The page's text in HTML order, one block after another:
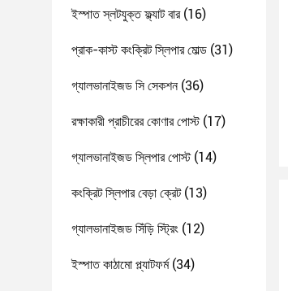
ইস্পাত স্লটযুক্ত ফ্ল্যাট বার(16)
প্রাক-কাস্ট কংক্রিট স্লিপার মোল্ড (31)
গ্যালভানাইজড সি সেকশন(36)
রক্ষাকারী প্রাচীরের কোণার পোস্ট(17)
গ্যালভানাইজড স্লিপার পোস্ট(14)
কংক্রিট স্লিপার বেড়া ক্রেট(13)
গ্যালভানাইজড সিঁড়ি স্ট্রিং (12)
ইস্পাত কাঠামো প্ল্যাটফর্ম(34)